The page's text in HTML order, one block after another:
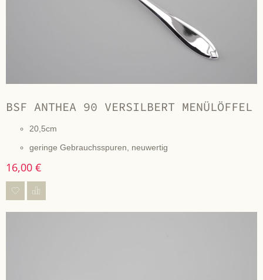
BSF ANTHEA 90 VERSILBERT MENÜLÖFFEL
20,5cm
geringe Gebrauchsspuren, neuwertig
16,00 €